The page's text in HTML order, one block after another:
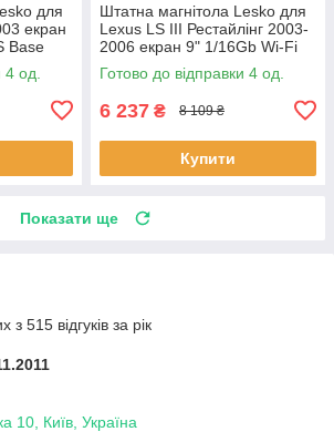
для
екран
Base
4 од.
Штатна магнітола Lesko для
Lexus LS III Рестайлінг 2003-
2006 екран 9" 1/16Gb Wi-Fi
GPS Base 4 шт.
Готово до відправки 4 од.
6 237 ₴ 8 109 ₴
Купити
Показати ще
з 515 відгуків за рік
10, Київ, Україна